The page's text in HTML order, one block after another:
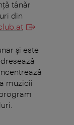
tânăr
din
şi este
muzicii